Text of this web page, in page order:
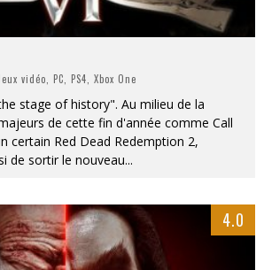
vidéo PC PS4 Xbox One
stage of history". Au milieu de la
de cette fin d'année comme Call
certain Red Dead Redemption 2,
de sortir le nouveau...
4.0